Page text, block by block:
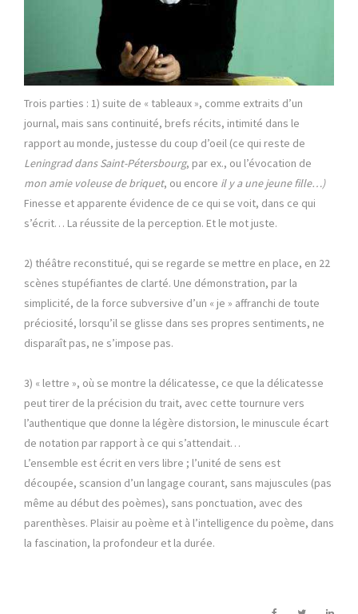
Trois parties : 1) suite de « tableaux », comme extraits d’un
journal, mais sans continuité, brefs récits, intimité dans le
rapport au monde, justesse du coup d’oeil (ce qui reste de
Leningrad dans Saint-Pétersbourg, par ex., ou l’évocation de
mon amie voleuse de briquet, ou encore il y a une jeune fille…)
Finesse et apparente évidence de ce qui se voit, dans ce qui
s’écrit… La réussite de la perception. Et le mot juste.
2) théâtre reconstitué, qui se regarde se mettre en place, en 22
scènes stupéfiantes de clarté. Une démonstration, par la
simplicité, de la force subversive d’un « je » affranchi de toute
préciosité, lorsqu’il se glisse dans ses propres sentiments, ne
disparaît pas, ne s’impose pas.
3) « lettre », où se montre la délicatesse, ce que la délicatesse
peut tirer de la précision du trait, avec cette tournure vers
l’authentique que donne la légère distorsion, le minuscule écart
de notation par rapport à ce qui s’attendait…
L’ensemble est écrit en vers libre ; l’unité de sens est
découpée, scansion d’un langage courant, sans majuscules (pas
même au début des poèmes), sans ponctuation, avec des
parenthèses. Plaisir au poème et à l’intelligence du poème, dans
la fascination, la profondeur et la durée.